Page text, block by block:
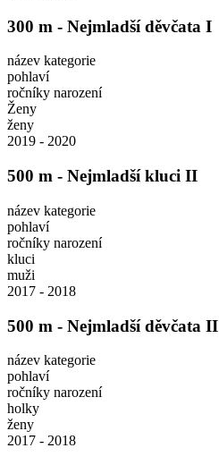
300 m - Nejmladší děvčata I
název kategorie
pohlaví
ročníky narození
Ženy
ženy
2019 - 2020
500 m - Nejmladší kluci II
název kategorie
pohlaví
ročníky narození
kluci
muži
2017 - 2018
500 m - Nejmladší děvčata II
název kategorie
pohlaví
ročníky narození
holky
ženy
2017 - 2018